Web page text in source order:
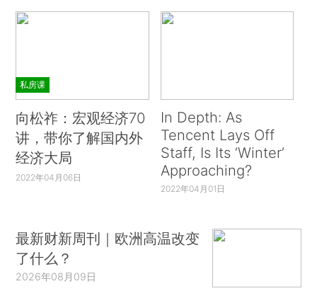
私房课
向松祚：宏观经济70
讲，带你了解国内外
经济大局
2022年04月06日
In Depth: As
Tencent Lays Off
Staff, Is Its ‘Winter’
Approaching?
2022年04月01日
最新财新周刊｜欧洲高温改变
了什么？
2026年08月09日